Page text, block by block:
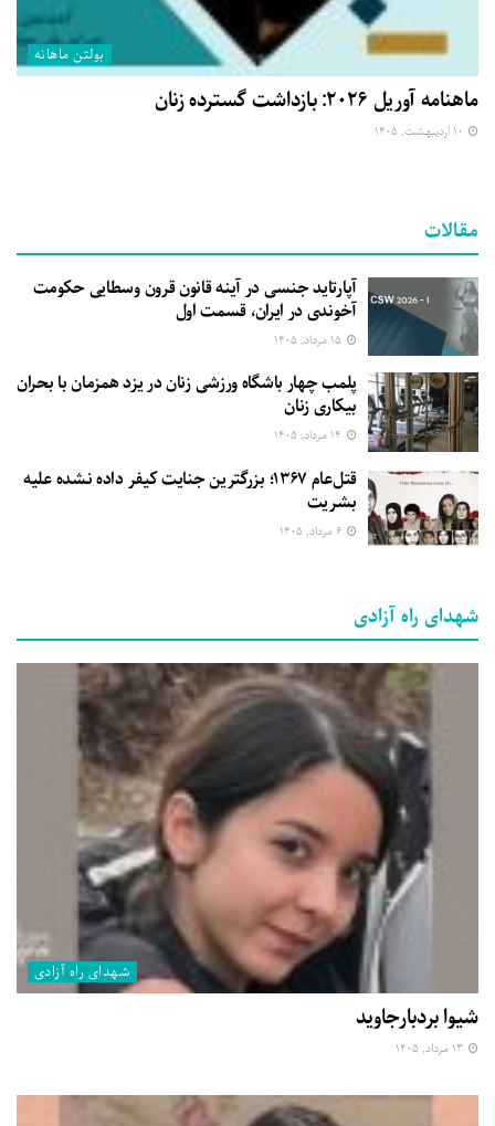
بولتن ماهانه
ماهنامه آوریل ۲۰۲۶: بازداشت گسترده زنان
مقالات
آپارتاید جنسی در آینه قانون قرون وسطایی حکومت
آخوندی در ایران، قسمت اول
پلمب چهار باشگاه ورزشی زنان در یزد همزمان با بحران
بیکاری زنان
قتل‌عام ۱۳۶۷؛ بزرگترین جنایت کیفر داده نشده علیه
بشریت
شهدای راه آزادی
شهدای راه آزادی
شیوا بردبارجاوید